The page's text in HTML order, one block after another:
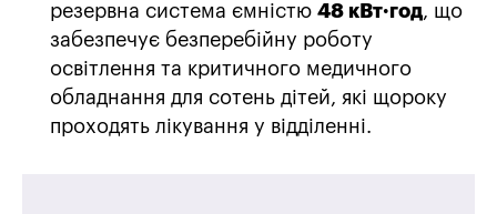
резервна система ємністю 48 кВт·год, що
забезпечує безперебійну роботу
освітлення та критичного медичного
обладнання для сотень дітей, які щороку
проходять лікування у відділенні.